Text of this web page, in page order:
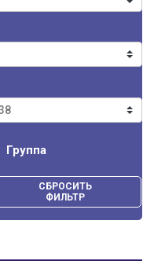
Группа
СБРОСИТЬ
ФИЛЬТР